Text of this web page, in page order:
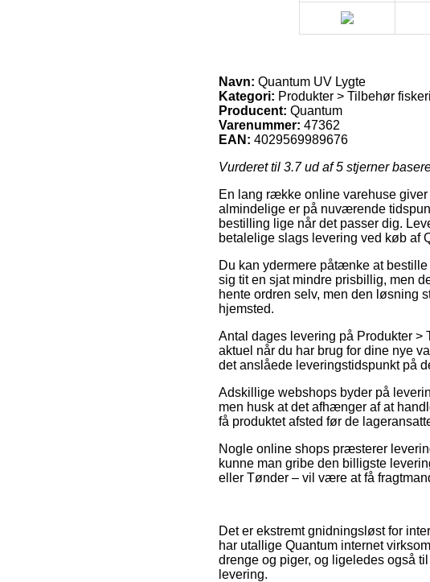
Navn: Quantum UV Lygte
Kategori: Produkter > Tilbehør
Producent: Quantum
Varenummer: 47362
EAN: 4029569989676
Vurderet til 3.7ud af 5 stjerner
En lang række online varehuse
almindelige er på nuværende
bestilling lige når det passer dig.
betalelige slags levering ved køb af
Du kan ydermere påtænke at
sig tit en sjat mindre prisbillig, men
hente ordren selv, men den løsning
hjemsted.
Antal dages levering på Produkter
aktuel når du har brug for dine nye
det anslåede leveringstidspunkt på
Adskillige webshops byder på
men husk at det afhænger af at
få produktet afsted før de
Nogle online shops præsterer
kunne man gribe den billigste
eller Tønder – vil være at få
Det er ekstremt gnidningsløst for
har utallige Quantum internet
drenge og piger, og ligeledes også
levering.